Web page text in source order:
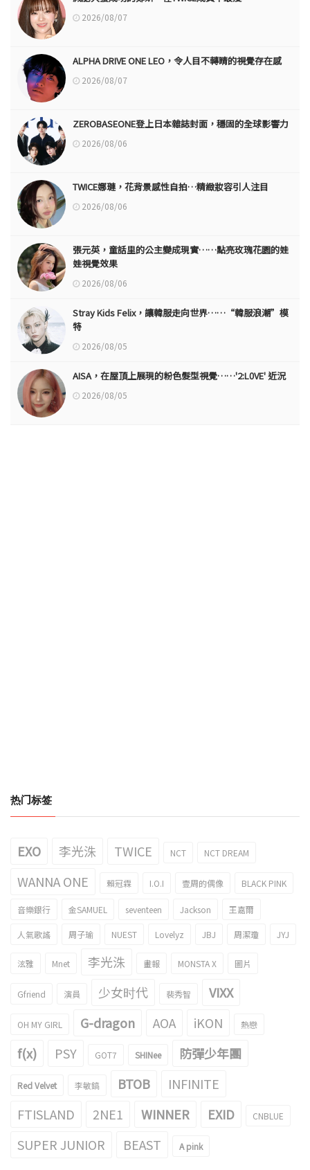
2026/08/07
ALPHA DRIVE ONE LEO，令人目不轉睛的視覺存在感
2026/08/07
ZEROBASEONE登上日本雜誌封面，穩固的全球影響力
2026/08/06
TWICE娜璉，花背景感性自拍…精緻妝容引人注目
2026/08/06
張元英，童話里的公主變成現實……點亮玫瑰花園的娃
娃視覺效果
2026/08/06
Stray Kids Felix，讓韓服走向世界……“韓服浪潮”模
特
2026/08/05
AISA，在屋頂上展現的粉色髮型視覺……'2:L0VE' 近況
2026/08/05
热门标签
EXO 李光洙 TWICE NCT NCT DREAM
WANNA ONE 賴冠霖 I.O.I 壹周的偶像 BLACK PINK
音樂銀行 金SAMUEL seventeen Jackson 王嘉爾
人氣歌謠 周子瑜 NUEST Lovelyz JBJ 周潔瓊 JYJ
泫雅 Mnet 李光洙 畫報 MONSTA X 圖片
Gfriend 演員 少女时代 裴秀智 VIXX
OH MY GIRL G-dragon AOA iKON 熱戀
f(x) PSY GOT7 SHINee 防彈少年團
Red Velvet 李敏鎬 BTOB
INFINITE
FTISLAND
2NE1 WINNER EXID CNBLUE
SUPER JUNIOR BEAST A pink